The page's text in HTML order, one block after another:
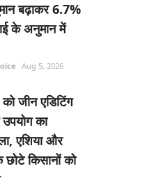
बढ़ाकर 6.7%
के अनुमान में
Aug 5, 2026
जीन एडिटिंग
का
एशिया और
किसानों को